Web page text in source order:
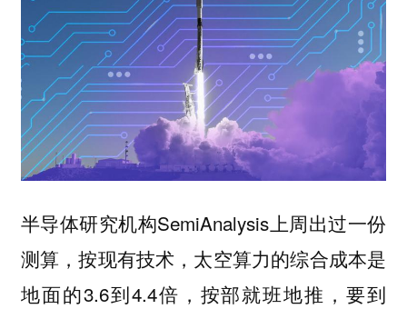
半导体研究机构SemiAnalysis上周出过一份
测算，按现有技术，太空算力的综合成本是
地面的3.6到4.4倍，按部就班地推，要到